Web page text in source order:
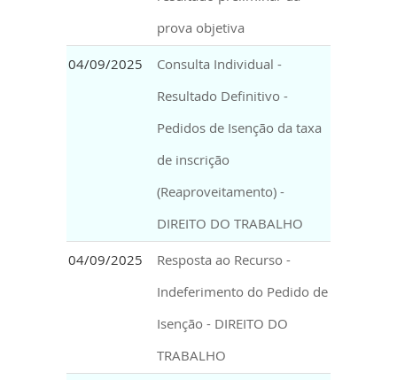
prova objetiva
04/09/2025
Consulta Individual -
Resultado Definitivo -
Pedidos de Isenção da taxa
de inscrição
(Reaproveitamento) -
DIREITO DO TRABALHO
04/09/2025
Resposta ao Recurso -
Indeferimento do Pedido de
Isenção - DIREITO DO
TRABALHO